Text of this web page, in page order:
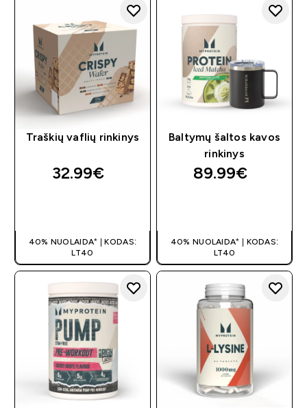
Traškių vaflių rinkinys
32.99€‎
40% NUOLAIDA* | KODAS:
LT40
Baltymų šaltos kavos
rinkinys
89.99€‎
40% NUOLAIDA* | KODAS:
LT40